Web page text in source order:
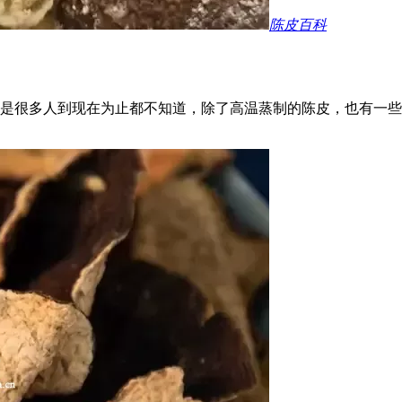
陈皮百科
很多人到现在为止都不知道，除了高温蒸制的陈皮，也有一